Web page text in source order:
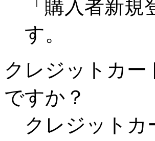
「購入者新
す。
クレジットカ
ですか？
クレジットカ